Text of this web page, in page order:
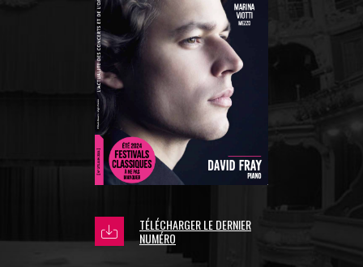
TÉLÉCHARGER LE DERNIER
NUMÉRO